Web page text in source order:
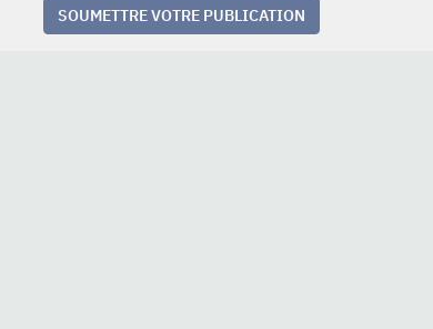
SOUMETTRE VOTRE PUBLICATION